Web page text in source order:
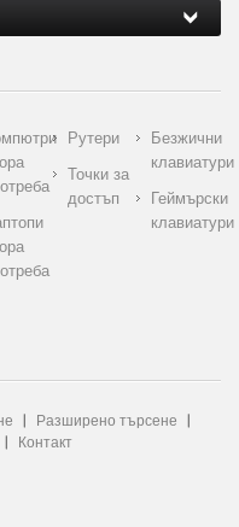
Рутери
Точки за
достъп
Безжични
клавиатури
Геймърски
клавиатури
Разширено търсене
Контакт